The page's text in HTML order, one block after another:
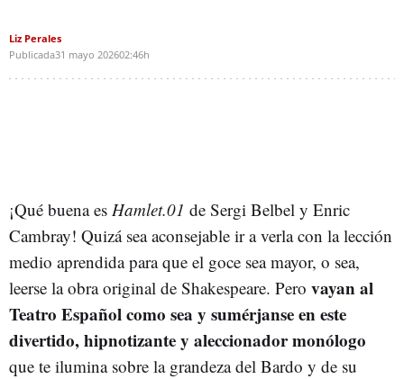
Liz Perales
Publicada31 mayo 202602:46h
¡Qué buena es Hamlet.01 de Sergi Belbel y Enric
Cambray! Quizá sea aconsejable ir a verla con la lección
medio aprendida para que el goce sea mayor, o sea,
leerse la obra original de Shakespeare. Pero vayan al
Teatro Español como sea y sumérjanse en este
divertido, hipnotizante y aleccionador monólogo
que te ilumina sobre la grandeza del Bardo y de su